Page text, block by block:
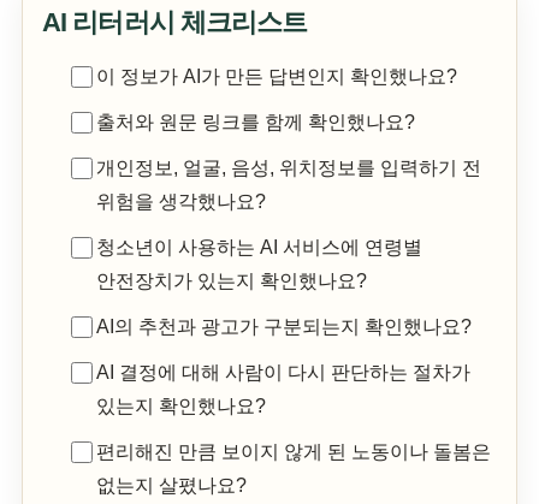
AI 리터러시 체크리스트
이 정보가 AI가 만든 답변인지 확인했나요?
출처와 원문 링크를 함께 확인했나요?
개인정보, 얼굴, 음성, 위치정보를 입력하기 전
위험을 생각했나요?
청소년이 사용하는 AI 서비스에 연령별
안전장치가 있는지 확인했나요?
AI의 추천과 광고가 구분되는지 확인했나요?
AI 결정에 대해 사람이 다시 판단하는 절차가
있는지 확인했나요?
편리해진 만큼 보이지 않게 된 노동이나 돌봄은
없는지 살폈나요?